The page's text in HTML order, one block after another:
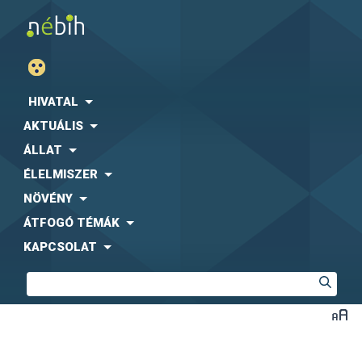
HIVATAL
AKTUÁLIS
ÁLLAT
ÉLELMISZER
NÖVÉNY
ÁTFOGÓ TÉMÁK
KAPCSOLAT